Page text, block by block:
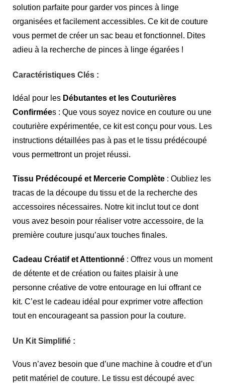
solution parfaite pour garder vos pinces à linge
organisées et facilement accessibles. Ce kit de couture
vous permet de créer un sac beau et fonctionnel. Dites
adieu à la recherche de pinces à linge égarées !
Caractéristiques Clés :
Idéal pour les Débutantes et les Couturières
Confirmées : Que vous soyez novice en couture ou une
couturière expérimentée, ce kit est conçu pour vous. Les
instructions détaillées pas à pas et le tissu prédécoupé
vous permettront un projet réussi.
Tissu Prédécoupé et Mercerie Complète : Oubliez les
tracas de la découpe du tissu et de la recherche des
accessoires nécessaires. Notre kit inclut tout ce dont
vous avez besoin pour réaliser votre accessoire, de la
première couture jusqu’aux touches finales.
Cadeau Créatif et Attentionné : Offrez vous un moment
de détente et de création ou faites plaisir à une
personne créative de votre entourage en lui offrant ce
kit. C’est le cadeau idéal pour exprimer votre affection
tout en encourageant sa passion pour la couture.
Un Kit Simplifié :
Vous n’avez besoin que d’une machine à coudre et d’un
petit matériel de couture. Le tissu est découpé avec